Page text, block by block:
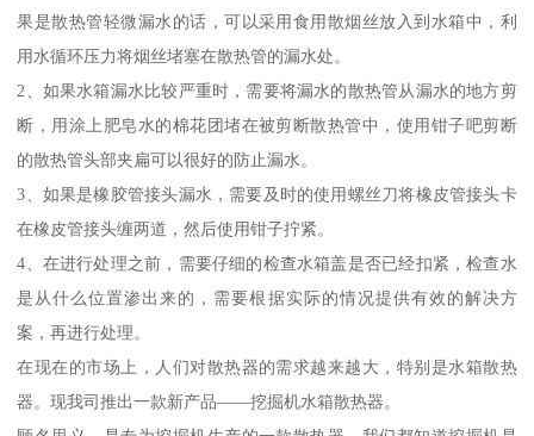
果是散热管轻微漏水的话，可以采用食用散烟丝放入到水箱中，利
用水循环压力将烟丝堵塞在散热管的漏水处。
2、如果水箱漏水比较严重时，需要将漏水的散热管从漏水的地方剪
断，用涂上肥皂水的棉花团堵在被剪断散热管中，使用钳子吧剪断
的散热管头部夹扁可以很好的防止漏水。
3、如果是橡胶管接头漏水，需要及时的使用螺丝刀将橡皮管接头卡
在橡皮管接头缠两道，然后使用钳子拧紧。
4、在进行处理之前，需要仔细的检查水箱盖是否已经扣紧，检查水
是从什么位置渗出来的，需要根据实际的情况提供有效的解决方
案，再进行处理。
在现在的市场上，人们对散热器的需求越来越大，特别是水箱散热
器。现我司推出一款新产品——挖掘机水箱散热器。